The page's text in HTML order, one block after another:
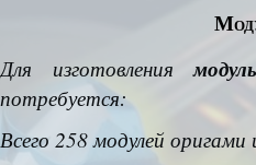
Для изготовления
потребуется:
Всего 258 модулей оригами